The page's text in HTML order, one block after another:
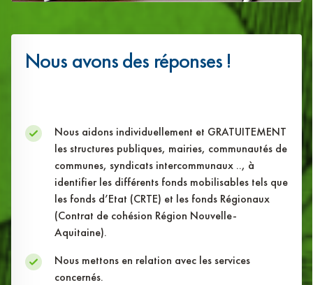
Nous avons des réponses !
Nous aidons individuellement et GRATUITEMENT
les structures publiques, mairies, communautés de
communes, syndicats intercommunaux .., à
identifier les différents fonds mobilisables tels que
les fonds d’Etat (CRTE) et les fonds Régionaux
(Contrat de cohésion Région Nouvelle-
Aquitaine).
Nous mettons en relation avec les services
concernés.